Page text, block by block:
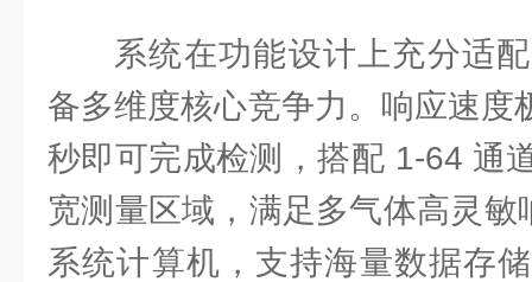
系统在功能设计上充分适
备多维度核心竞争力。响应速度
秒即可完成检测，搭配 1-64 通
宽测量区域，满足多气体高灵
系统计算机，支持海量数据存